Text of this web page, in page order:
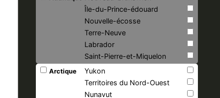
Île-du-Prince-édouard
Nouvelle-écosse
Terre-Neuve
Labrador
Saint-Pierre-et-Miquelon
Arctique
Yukon
Territoires du Nord-Ouest
Nunavut